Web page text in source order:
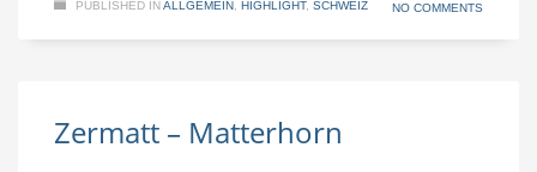
PUBLISHED INALLGEMEIN HIGHLIGHT, SCHWEIZ NO COMMENTS
Zermatt – Matterhorn